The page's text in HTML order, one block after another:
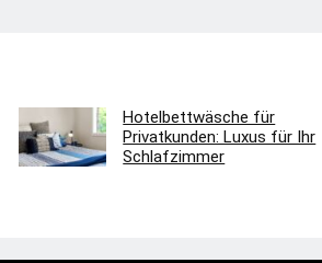
Hotelbettwäsche für
Privatkunden: Luxus für Ihr
Schlafzimmer